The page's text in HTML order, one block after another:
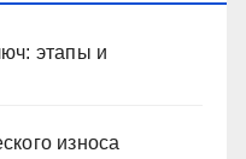
этапы и
износа